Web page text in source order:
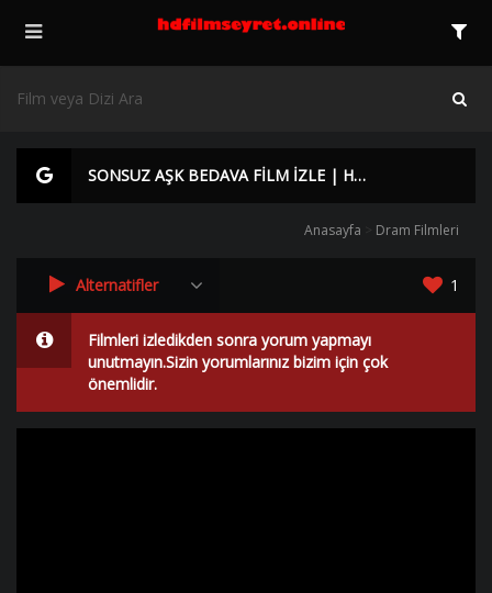
SONSUZ AŞK BEDAVA FİLM İZLE | HD |
Anasayfa Dram Filmleri
Alternatifler 1
Filmleri izledikden sonra yorum yapmayı
unutmayın.Sizin yorumlarınız bizim için çok
önemlidir.